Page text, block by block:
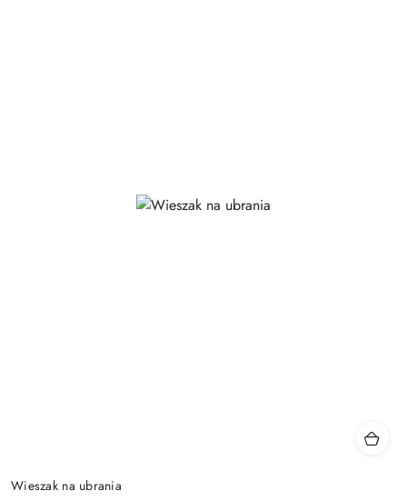
Wieszak na ubrania